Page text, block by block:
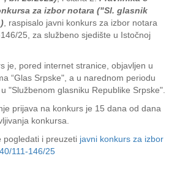
za izbor notara ("Sl. glasnik
, raspisalo javni konkurs za izbor notara
25, za službeno sjedište u Istočnoj
je, pored internet stranice, objavljen u
“Glas Srpske", a u narednom periodu
"Službenom glasniku Republike Srpske".
prijava na konkurs je 15 dana od dana
konkursa.
pogledati i preuzeti javni konkurs za izbor
111-146/25